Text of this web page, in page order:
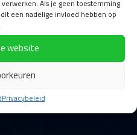
Als je geen toestemming
een nadelige invloed hebben op
website
Privacybeleid